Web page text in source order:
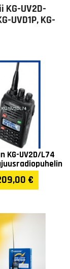
UV2D-
UVD1P, KG-
KG-UV2D/L74
€